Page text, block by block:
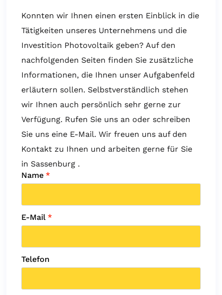
Konnten wir Ihnen einen ersten Einblick in die
Tätigkeiten unseres Unternehmens und die
Investition Photovoltaik geben? Auf den
nachfolgenden Seiten finden Sie zusätzliche
Informationen, die Ihnen unser Aufgabenfeld
erläutern sollen. Selbstverständlich stehen
wir Ihnen auch persönlich sehr gerne zur
Verfügung. Rufen Sie uns an oder schreiben
Sie uns eine E-Mail. Wir freuen uns auf den
Kontakt zu Ihnen und arbeiten gerne für Sie
in Sassenburg .
Name *
E-Mail *
Telefon